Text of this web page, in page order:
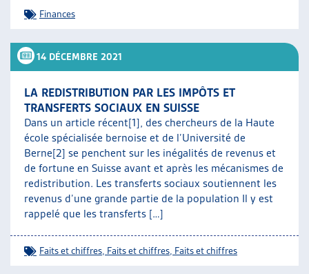
Finances
14 DÉCEMBRE 2021
LA REDISTRIBUTION PAR LES IMPÔTS ET
TRANSFERTS SOCIAUX EN SUISSE
Dans un article récent[1], des chercheurs de la Haute
école spécialisée bernoise et de l’Université de
Berne[2] se penchent sur les inégalités de revenus et
de fortune en Suisse avant et après les mécanismes de
redistribution. Les transferts sociaux soutiennent les
revenus d’une grande partie de la population Il y est
rappelé que les transferts […]
Faits et chiffres Faits et chiffres Faits et chiffres